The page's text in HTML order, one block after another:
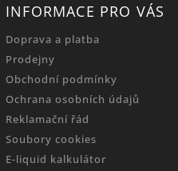
INFORMACE PRO VÁS
Doprava a platba
Prodejny
Obchodní podmínky
Ochrana osobních údajů
Reklamační řád
Soubory cookies
E-liquid kalkulátor